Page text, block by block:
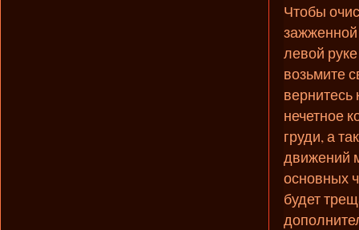
Чтобы
зажженной
левой
возьмите
вернитесь
нечетное
груди, а
движений
основных
будет